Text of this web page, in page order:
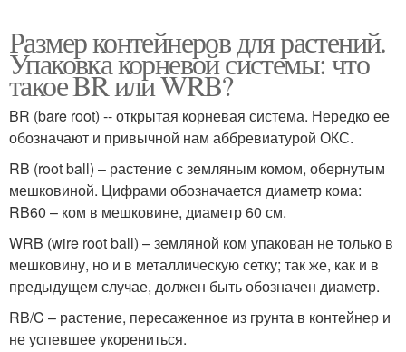
Размер контейнеров для растений.
Упаковка корневой системы: что
такое BR или WRB?
BR (bare root) -- открытая корневая система. Нередко ее
обозначают и привычной нам аббревиатурой ОКС.
RB (root ball) – растение с земляным комом, обернутым
мешковиной. Цифрами обозначается диаметр кома:
RB60 – ком в мешковине, диаметр 60 см.
WRB (wire root ball) – земляной ком упакован не только в
мешковину, но и в металлическую сетку; так же, как и в
предыдущем случае, должен быть обозначен диаметр.
RB/C – растение, пересаженное из грунта в контейнер и
не успевшее укорениться.